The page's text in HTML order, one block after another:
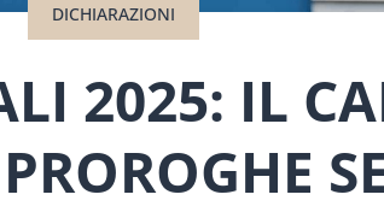
DICHIARAZIONI
2025: IL